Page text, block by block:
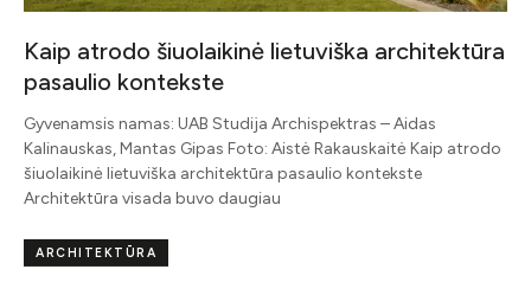
Kaip atrodo šiuolaikinė lietuviška architektūra
pasaulio kontekste
Gyvenamsis namas: UAB Studija Archispektras – Aidas
Kalinauskas, Mantas Gipas Foto: Aistė Rakauskaitė Kaip atrodo
šiuolaikinė lietuviška architektūra pasaulio kontekste
Architektūra visada buvo daugiau
ARCHITEKTŪRA